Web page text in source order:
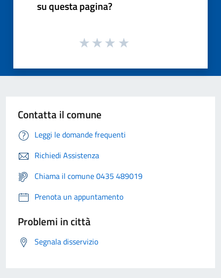
su questa pagina?
Contatta il comune
Leggi le domande frequenti
Richiedi Assistenza
Chiama il comune 0435 489019
Prenota un appuntamento
Problemi in città
Segnala disservizio